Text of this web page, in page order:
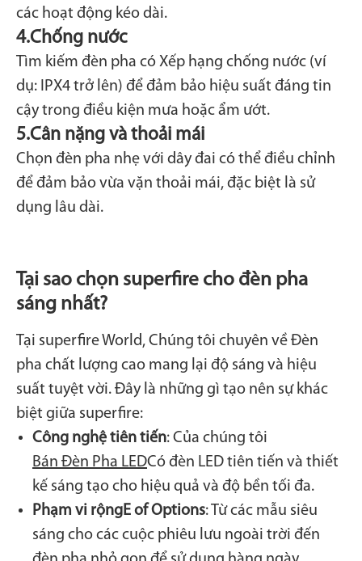
các hoạt động kéo dài.
4.Chống nước
Tìm kiếm đèn pha có Xếp hạng chống nước (ví
dụ: IPX4 trở lên) để đảm bảo hiệu suất đáng tin
cậy trong điều kiện mưa hoặc ẩm ướt.
5.Cân nặng và thoải mái
Chọn đèn pha nhẹ với dây đai có thể điều chỉnh
để đảm bảo vừa vặn thoải mái, đặc biệt là sử
dụng lâu dài.
Tại sao chọn superfire cho đèn pha
sáng nhất?
Tại superfire World, Chúng tôi chuyên về Đèn
pha chất lượng cao mang lại độ sáng và hiệu
suất tuyệt vời. Đây là những gì tạo nên sự khác
biệt giữa superfire:
Công nghệ tiên tiến: Của chúng tôi
Bán Đèn Pha LEDCó đèn LED tiên tiến và thiết
kế sáng tạo cho hiệu quả và độ bền tối đa.
Phạm vi rộngE of Options: Từ các mẫu siêu
sáng cho các cuộc phiêu lưu ngoài trời đến